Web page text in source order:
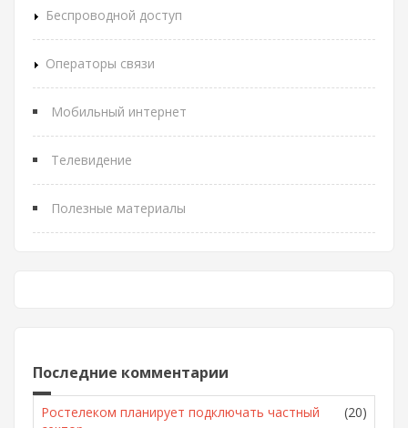
Беспроводной доступ
Операторы связи
Мобильный интернет
Телевидение
Полезные материалы
Последние комментарии
Ростелеком планирует подключать частный
(20)